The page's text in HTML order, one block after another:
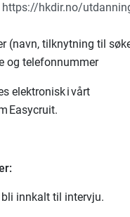
https://hkdir.no/
(navn, tilknytning til
og telefonnummer
elektronisk i vårt
Easycruit.
innkalt til intervju.